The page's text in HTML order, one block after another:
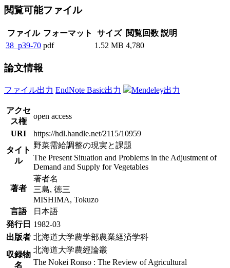
閲覧可能ファイル
ファイル フォーマット サイズ 閲覧回数 説明
38_p39-70 pdf 1.52 MB 4,780
論文情報
ファイル出力 EndNote Basic出力 Mendeley出力
アクセ
ス権
open access
URI
https://hdl.handle.net/2115/10959
タイト
ル
野菜需給調整の現実と課題
The Present Situation and Problems in the Adjustment of
Demand and Supply for Vegetables
著者
著者名
三島, 徳三
MISHIMA, Tokuzo
言語
日本語
発行日 1982-03
出版者 北海道大学農学部農業経済学科
収録物
名
北海道大学農經論叢
The Nokei Ronso : The Review of Agricultural